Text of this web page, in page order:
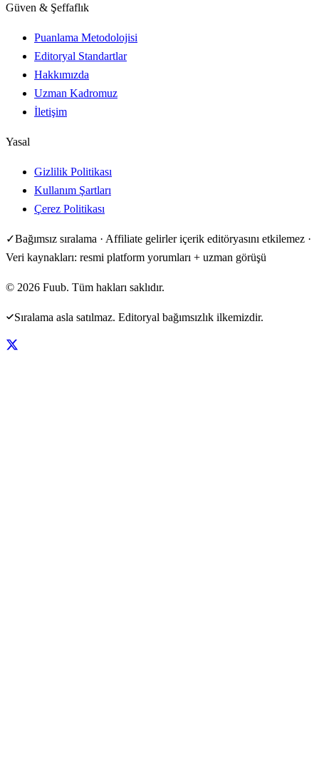
Güven & Şeffaflık
Puanlama Metodolojisi
Editoryal Standartlar
Hakkımızda
Uzman Kadromuz
İletişim
Yasal
Gizlilik Politikası
Kullanım Şartları
Çerez Politikası
✓Bağımsız sıralama · Affiliate gelirler içerik editöryasını etkilemez ·
Veri kaynakları: resmi platform yorumları + uzman görüşü
© 2026 Fuub. Tüm hakları saklıdır.
Sıralama asla satılmaz. Editoryal bağımsızlık ilkemizdir.